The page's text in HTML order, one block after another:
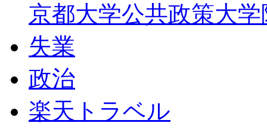
京都大学公共政策大学
失業
政治
楽天トラベル